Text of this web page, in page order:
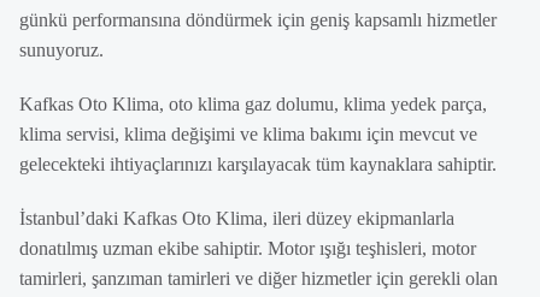
günkü performansına döndürmek için geniş kapsamlı hizmetler
sunuyoruz.
Kafkas Oto Klima, oto klima gaz dolumu, klima yedek parça,
klima servisi, klima değişimi ve klima bakımı için mevcut ve
gelecekteki ihtiyaçlarınızı karşılayacak tüm kaynaklara sahiptir.
İstanbul’daki Kafkas Oto Klima, ileri düzey ekipmanlarla
donatılmış uzman ekibe sahiptir. Motor ışığı teşhisleri, motor
tamirleri, şanzıman tamirleri ve diğer hizmetler için gerekli olan